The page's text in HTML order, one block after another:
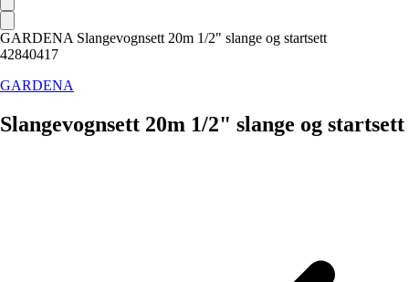
GARDENA Slangevognsett 20m 1/2" slange og startsett
42840417
GARDENA
Slangevognsett 20m 1/2" slange og startsett